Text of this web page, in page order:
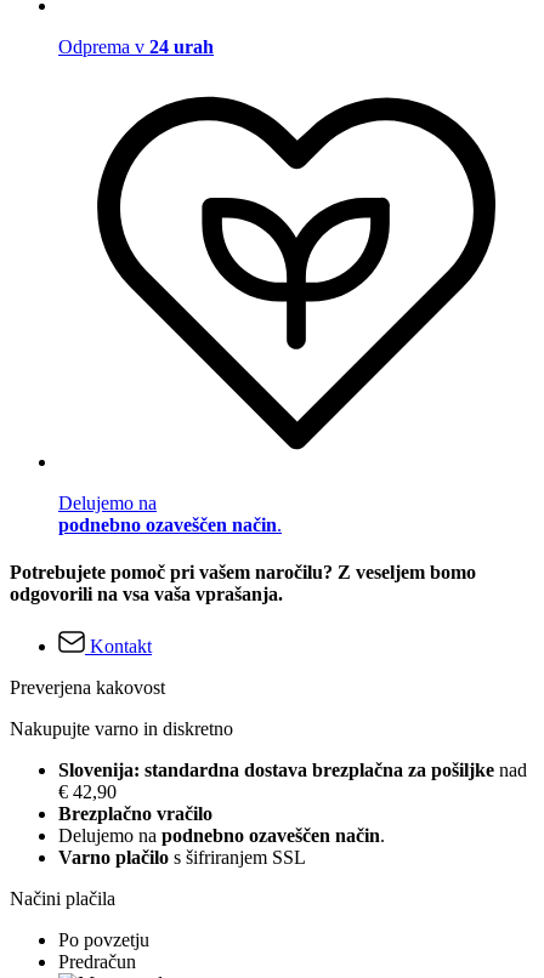
Odprema v 24 urah
Delujemo na
podnebno ozaveščen način.
Potrebujete pomoč pri vašem naročilu? Z veseljem bomo
odgovorili na vsa vaša vprašanja.
Kontakt
Preverjena kakovost
Nakupujte varno in diskretno
Slovenija: standardna dostava brezplačna za pošiljke nad
€ 42,90
Brezplačno vračilo
Delujemo na podnebno ozaveščen način.
Varno plačilo s šifriranjem SSL
Načini plačila
Po povzetju
Predračun